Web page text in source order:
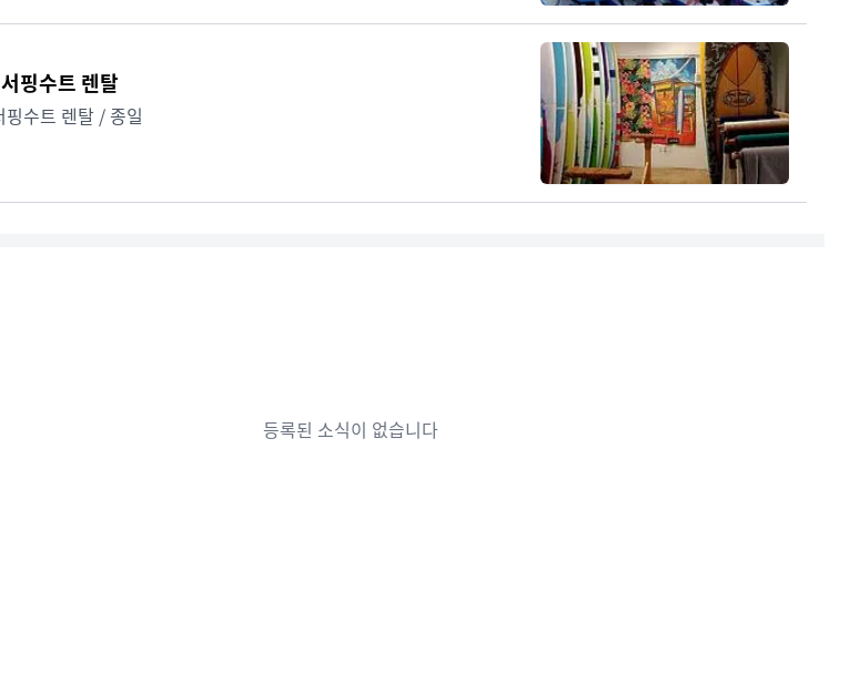
핑수트 렌탈
핑수트 렌탈 / 종일
등록된 소식이 없습니다